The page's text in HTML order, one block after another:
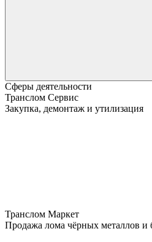
Сферы деятельности
Транслом Сервис
Закупка, демонтаж и утилизация
Транслом Маркет
Продажа лома чёрных металлов и